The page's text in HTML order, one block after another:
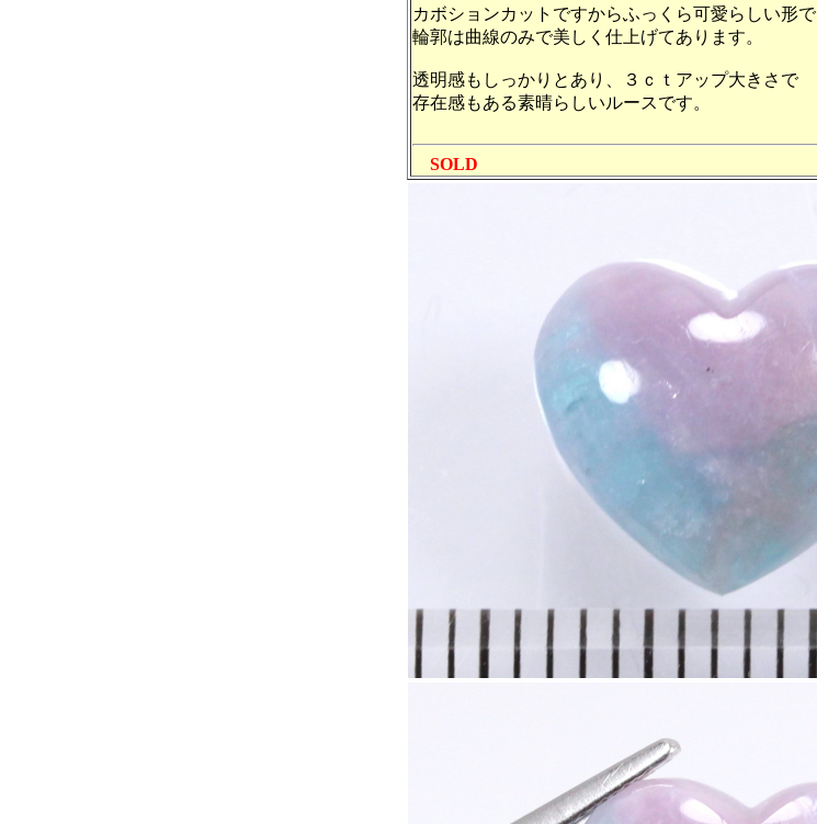
カボションカットですからふっくら可愛らしい形で
輪郭は曲線のみで美しく仕上げてあります。
透明感もしっかりとあり、３ｃｔアップ大きさで
存在感もある素晴らしいルースです。
SOLD